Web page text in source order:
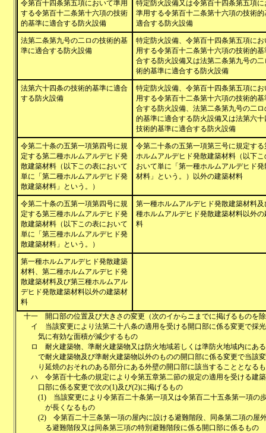
令第百十四条第五項において準用
する令第百十二条第十六項の技術
的基準に適合する防火設備
特定防火設備又は令第百十四条第五項に
準用する令第百十二条第十六項の技術的
適合する防火設備
法第二条第九号の二ロの技術的基
準に適合する防火設備
特定防火設備、令第百十四条第五項にお
用する令第百十二条第十六項の技術的基
合する防火設備又は法第二条第九号の二
術的基準に適合する防火設備
法第六十四条の技術的基準に適合
する防火設備
特定防火設備、令第百十四条第五項にお
用する令第百十二条第十六項の技術的基
合する防火設備、法第二条第九号の二ロ
的基準に適合する防火設備又は法第六十
技術的基準に適合する防火設備
令第二十条の五第一項第四号に規
定する第二種ホルムアルデヒド発
散建築材料（以下この表において
単に「第二種ホルムアルデヒド発
散建築材料」という。）
令第二十条の五第一項第三号に規定する
ホルムアルデヒド発散建築材料（以下こ
おいて単に「第一種ホルムアルデヒド発
材料」という。）以外の建築材料
令第二十条の五第一項第四号に規
定する第三種ホルムアルデヒド発
散建築材料（以下この表において
単に「第三種ホルムアルデヒド発
散建築材料」という。）
第一種ホルムアルデヒド発散建築材料及
種ホルムアルデヒド発散建築材料以外の
料
第一種ホルムアルデヒド発散建築
材料、第二種ホルムアルデヒド発
散建築材料及び第三種ホルムアル
デヒド発散建築材料以外の建築材
料
十一
開口部の位置及び大きさの変更（次のイからニまでに掲げるものを
イ
当該変更により法第二十八条の適用を受ける開口部に係る変更で採
気に有効な面積が減少するもの
ロ
耐火建築物、準耐火建築物又は防火地域若しくは準防火地域内にあ
で耐火建築物及び準耐火建築物以外のものの開口部に係る変更で当該
り延焼のおそれのある部分にある外壁の開口部に該当することとなる
ハ
令第百十七条の規定により令第五章第二節の規定の適用を受ける建
口部に係る変更で次の(1)及び(2)に掲げるもの
(1)
当該変更により令第百二十条第一項又は令第百二十五条第一項の
が長くなるもの
(2)
令第百二十三条第一項の屋内に設ける避難階段、同条第二項の屋
る避難階段又は同条第三項の特別避難階段に係る開口部に係るもの